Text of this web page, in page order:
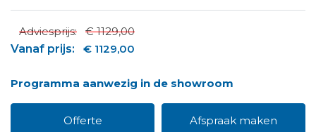
Adviesprijs:
€ 1129,00
Vanaf prijs:
€ 1129,00
Programma aanwezig in de showroom
Offerte
Afspraak maken